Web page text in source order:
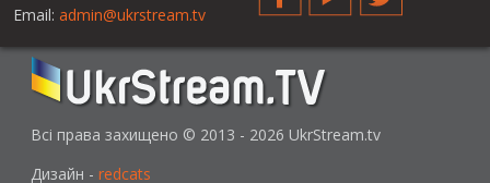
Email: admin@ukrstream.tv
Всі права захищено © 2013 - 2026 UkrStream.tv
Дизайн - redcats